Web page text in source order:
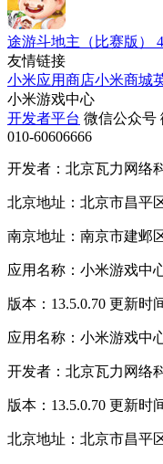
途游斗地主（比赛版）
友情链接
小米应用商店小米商城
小米游戏中心
开发者平台 微信公众号
010-60606666
开发者：北京瓦力网络
北京地址：北京市昌平
南京地址：南京市建邺
应用名称：小米游戏中
版本：13.5.0.70 更新时
应用名称：小米游戏中
开发者：北京瓦力网络
版本：13.5.0.70 更新时
北京地址：北京市昌平